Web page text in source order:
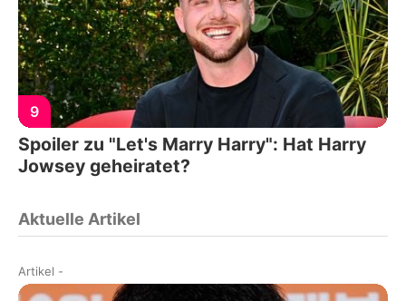
9
Spoiler zu "Let's Marry Harry": Hat Harry
Jowsey geheiratet?
Aktuelle Artikel
Artikel -